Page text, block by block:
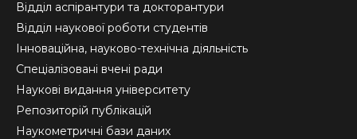
Відділ аспірантури та докторантури
Відділ наукової роботи студентів
Інноваційна, науково-технічна діяльність
Спеціалізовані вчені ради
Наукові видання університету
Репозиторій публікацій
Наукометричні бази даних